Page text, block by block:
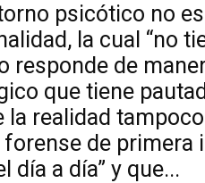
psicótico no
la cual “no
responde de
que tiene
realidad
de primera
día a día” y que...